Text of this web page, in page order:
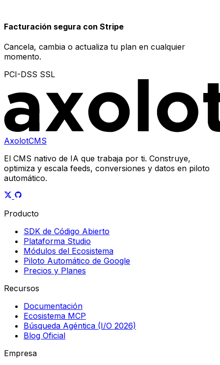
Facturación segura con Stripe
Cancela, cambia o actualiza tu plan en cualquier
momento.
PCI-DSS SSL
AxolotCMS
El CMS nativo de IA que trabaja por ti. Construye,
optimiza y escala feeds, conversiones y datos en piloto
automático.
Producto
SDK de Código Abierto
Plataforma Studio
Módulos del Ecosistema
Piloto Automático de Google
Precios y Planes
Recursos
Documentación
Ecosistema MCP
Búsqueda Agéntica (I/O 2026)
Blog Oficial
Empresa